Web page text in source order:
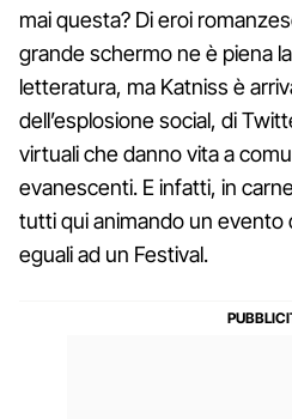
mai questa? Di eroi
grande schermo ne è piena
letteratura, ma Katniss è
dell’esplosione social, di
virtuali che danno vita a
evanescenti. E infatti, in
tutti qui animando un evento
eguali ad un Festival.